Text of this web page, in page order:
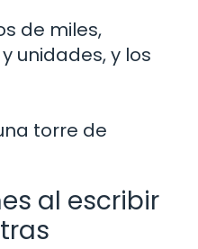
de miles,
unidades, y los
torre de
al escribir